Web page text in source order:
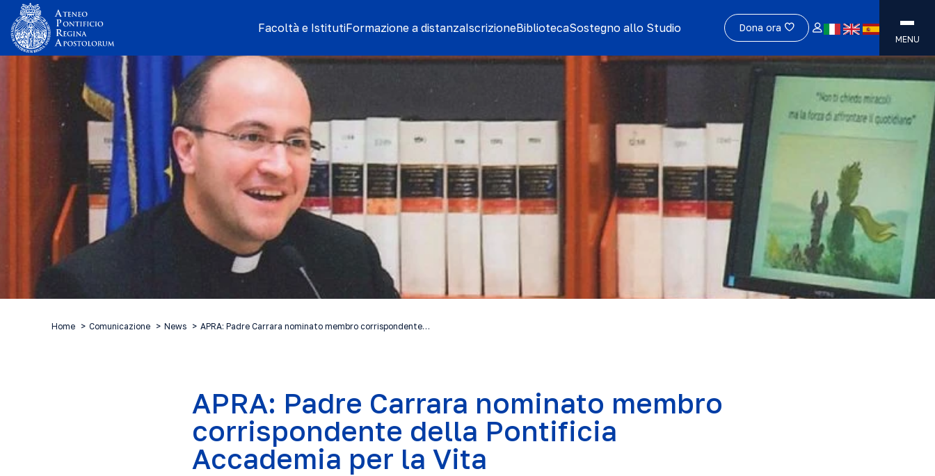
Facoltà e IstitutiFormazione a distanzaIscrizioneBibliotecaSostegno allo Studio Dona ora
MENU
Home Comunicazione News APRA: Padre Carrara nominato membro corrispondente…
APRA: Padre Carrara nominato membro
corrispondente della Pontificia
Accademia per la Vita